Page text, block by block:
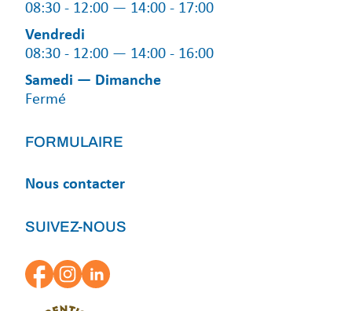
08:30 - 12:00 — 14:00 - 17:00
Vendredi
08:30 - 12:00 — 14:00 - 16:00
Samedi — Dimanche
Fermé
FORMULAIRE
Nous contacter
SUIVEZ-NOUS